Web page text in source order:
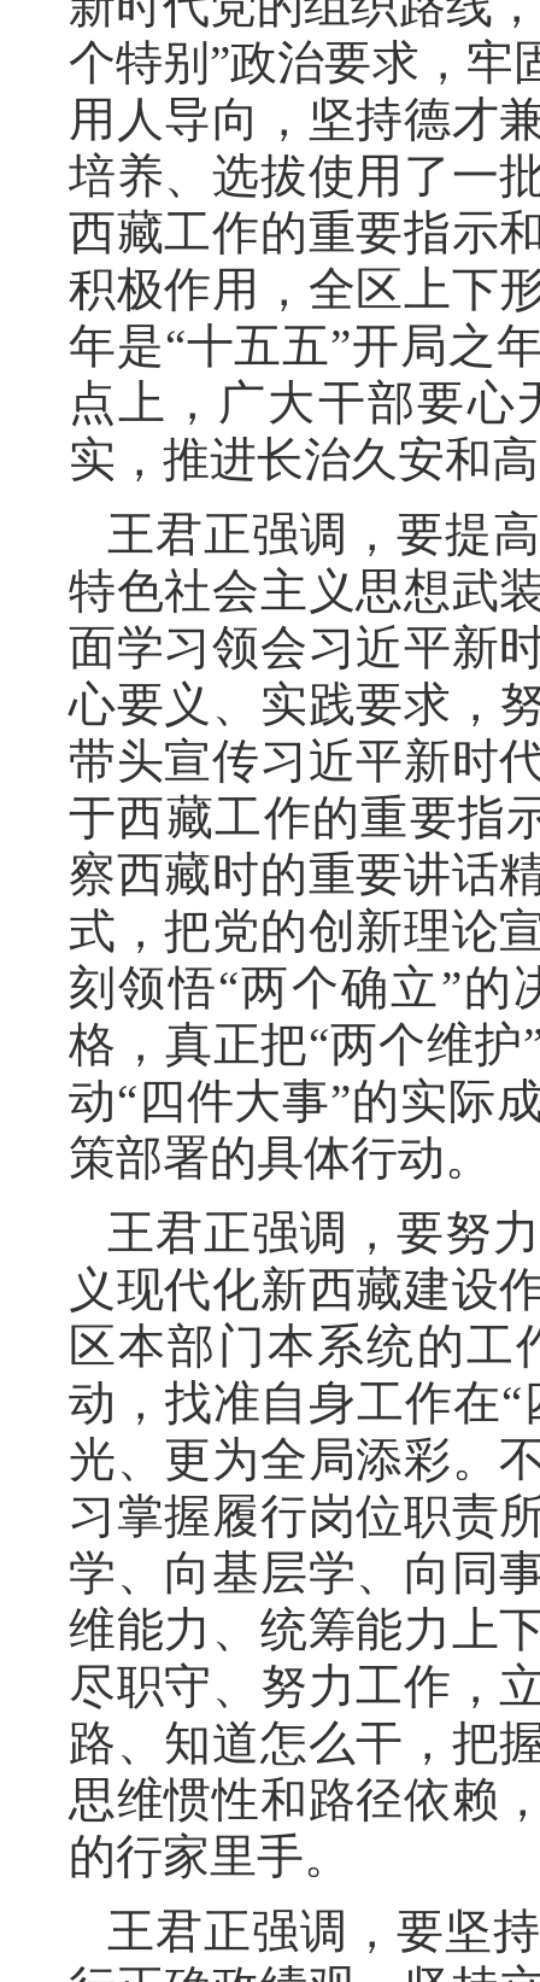
个特别”政治要求，牢
用人导向，坚持德才
培养、选拔使用了一
西藏工作的重要指示
积极作用，全区上下
年是“十五五”开局之
点上，广大干部要心
实，推进长治久安和
王君正强调，要提
特色社会主义思想武
面学习领会习近平新
心要义、实践要求，
带头宣传习近平新时
于西藏工作的重要指
察西藏时的重要讲话
式，把党的创新理论
刻领悟“两个确立”的
格，真正把“两个维
动“四件大事”的实际
策部署的具体行动。
王君正强调，要努
义现代化新西藏建设
区本部门本系统的工
动，找准自身工作在
光、更为全局添彩。
习掌握履行岗位职责
学、向基层学、向同
维能力、统筹能力上
尽职守、努力工作，
路、知道怎么干，把
思维惯性和路径依赖
的行家里手。
王君正强调，要坚